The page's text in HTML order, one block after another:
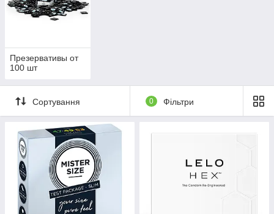
Презервативы от
100 шт
Сортування 0 Фільтри